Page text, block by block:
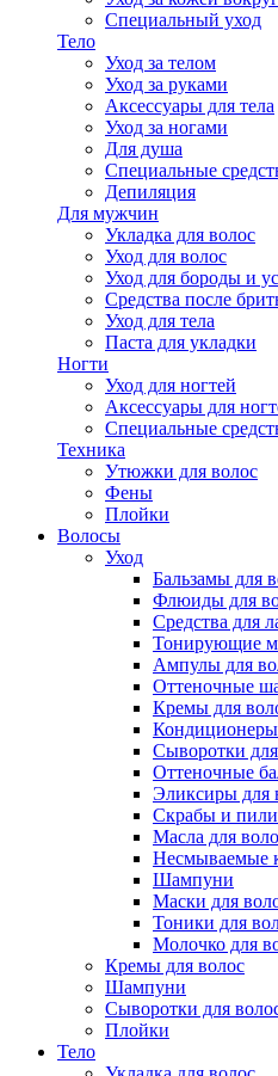
Специальный уход
Тело
Уход за телом
Уход за руками
Аксессуары для тела
Уход за ногами
Для душа
Специальные
Депиляция
Для мужчин
Укладка для волос
Уход для волос
Уход для бороды и
Средства после
Уход для тела
Паста для укладки
Ногти
Уход для ногтей
Аксессуары для
Специальные
Техника
Утюжки для волос
Фены
Плойки
Волосы
Уход
Бальзамы для
Флюиды для
Средства для
Тонирующие
Ампулы для
Оттеночные
Кремы для
Кондиционеры
Сыворотки
Оттеночные
Эликсиры для
Скрабы и
Масла для
Несмываемые
Шампуни
Маски для
Тоники для
Молочко для
Кремы для волос
Шампуни
Сыворотки для
Плойки
Тело